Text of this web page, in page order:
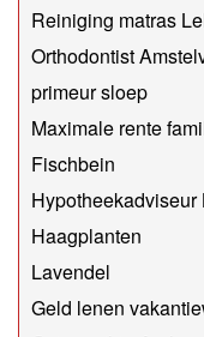
Reiniging matras
Orthodontist
primeur sloep
Maximale rente
Fischbein
Hypotheekadviseur
Haagplanten
Lavendel
Geld lenen